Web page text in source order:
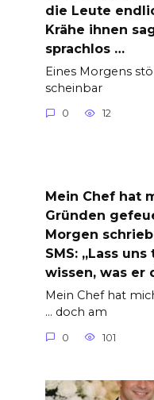
die Leute
Krähe ihnen
sprachlos …
Eines Morgens
scheinbar
0 12
Mein Chef hat
Gründen
Morgen
SMS: „Lass
wissen, was er
Mein Chef hat
… doch am
0 101